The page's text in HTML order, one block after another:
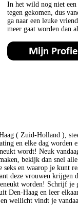
In het wild nog niet
tegen gekomen, dus
ga naar een leuke
meer gaat worden dan
( Zuid-Holland ),
en elke dag worden
wordt! Neuk
bekijk dan snel alle
seks en waarop je kunt
deze vrouwen krijgen
worden! Schrijf
Den-Haag en leer
wellicht vindt je